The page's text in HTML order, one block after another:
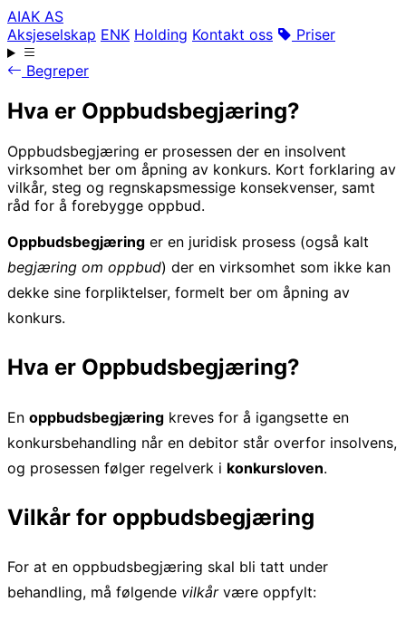
AIAK AS
Aksjeselskap ENK Holding Kontakt oss
Priser
Begreper
Hva er Oppbudsbegjæring?
Oppbudsbegjæring er prosessen der en insolvent
virksomhet ber om åpning av konkurs. Kort forklaring av
vilkår, steg og regnskapsmessige konsekvenser, samt
råd for å forebygge oppbud.
Oppbudsbegjæring er en juridisk prosess (også kalt
begjæring om oppbud) der en virksomhet som ikke kan
dekke sine forpliktelser, formelt ber om åpning av
konkurs.
Hva er Oppbudsbegjæring?
En oppbudsbegjæring kreves for å igangsette en
konkursbehandling når en debitor står overfor insolvens,
og prosessen følger regelverk i konkursloven.
Vilkår for oppbudsbegjæring
For at en oppbudsbegjæring skal bli tatt under
behandling, må følgende vilkårvære oppfylt: